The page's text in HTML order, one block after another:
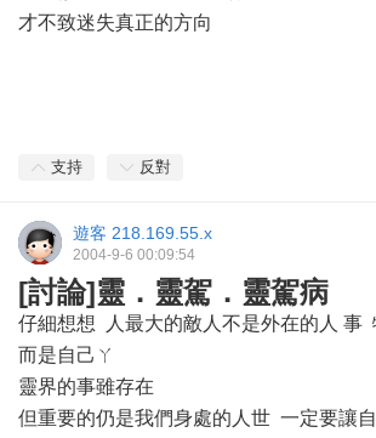
才不致迷失真正的方向
支持 反對
遊客 218.169.55.x
2004-9-6 00:09:54
[討論]靈．靈駕．靈駕病
仔細想想 人最大的敵人不是外在的人 事
而是自己ㄚ
靈界的事雖存在
但重要的仍是我們身處的人世 一定要讓